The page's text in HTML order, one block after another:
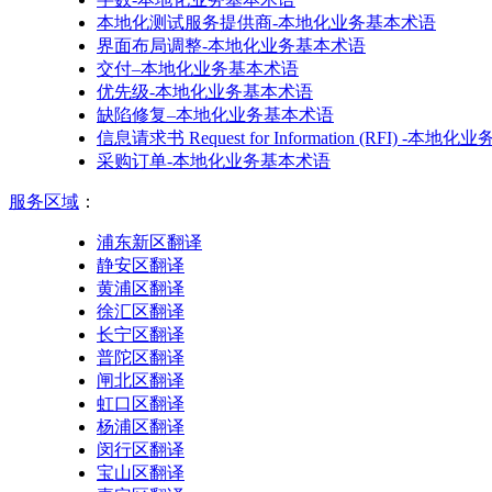
本地化测试服务提供商-本地化业务基本术语
界面布局调整-本地化业务基本术语
交付–本地化业务基本术语
优先级-本地化业务基本术语
缺陷修复–本地化业务基本术语
信息请求书 Request for Information (RFI) -本地化业
采购订单-本地化业务基本术语
服务区域 ：
浦东新区翻译
静安区翻译
黄浦区翻译
徐汇区翻译
长宁区翻译
普陀区翻译
闸北区翻译
虹口区翻译
杨浦区翻译
闵行区翻译
宝山区翻译